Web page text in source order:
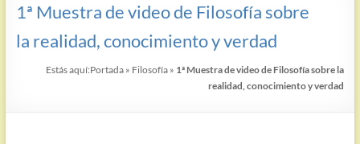
1ª Muestra de video de Filosofía sobre
la realidad, conocimiento y verdad
Estás aquí:Portada » Filosofía » 1ª Muestra de video de Filosofía sobre la
realidad, conocimiento y verdad